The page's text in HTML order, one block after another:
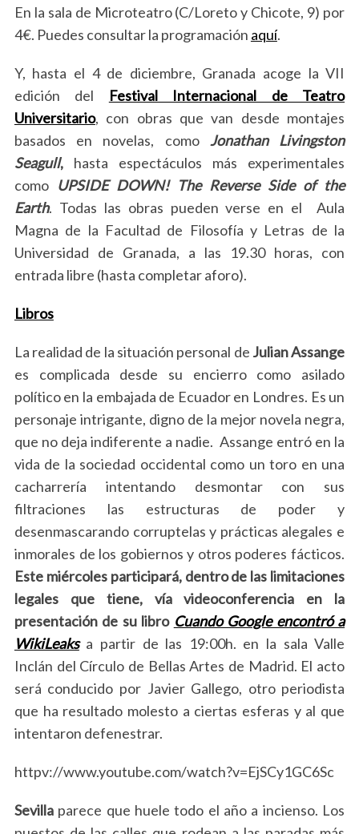
En la sala de Microteatro (C/Loreto y Chicote, 9) por
4€. Puedes consultar la programación aquí.
Y, hasta el 4 de diciembre, Granada acoge la VII
edición del
Festival Internacional de Teatro
Universitario, con obras que van desde montajes
basados en novelas, como Jonathan Livingston
Seagull,
hasta espectáculos más experimentales
como UPSIDE DOWN! The Reverse Side of the
Earth. Todas las obras pueden verse en el Aula
Magna de la Facultad de Filosofía y Letras de la
Universidad de Granada, a las 19.30 horas, con
entrada libre (hasta completar aforo).
Libros
La realidad de la situación personal de Julian Assange
es complicada desde su encierro como asilado
político en la embajada de Ecuador en Londres. Es un
personaje intrigante, digno de la mejor novela negra,
que no deja indiferente a nadie. Assange entró en la
vida de la sociedad occidental como un toro en una
cacharrería intentando desmontar con sus
filtraciones las estructuras de poder y
desenmascarando corruptelas y prácticas alegales e
inmorales de los gobiernos y otros poderes fácticos.
Este miércoles participará, dentro de las limitaciones
legales que tiene, vía videoconferencia en la
presentación de su libro Cuando Google encontró a
WikiLeaksa partir de las 19:00h. en la sala Valle
Inclán del Círculo de Bellas Artes de Madrid. El acto
será conducido por Javier Gallego, otro periodista
que ha resultado molesto a ciertas esferas y al que
intentaron defenestrar.
httpv://www.youtube.com/watch?v=EjSCy1GC6Sc
Sevillaparece que huele todo el año a incienso. Los